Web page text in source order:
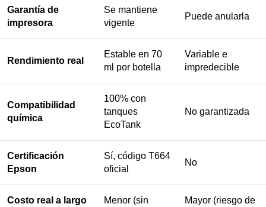
Garantía de
impresora
Se mantiene
vigente
Puede anularla
Rendimiento real
Estable en 70
ml por botella
Variable e
impredecible
Compatibilidad
química
100% con
tanques
EcoTank
No garantizada
Certificación
Epson
Sí, código T664
oficial
No
Costo real a largo
Menor (sin
Mayor (riesgo de